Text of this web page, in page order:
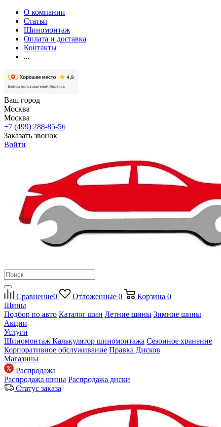
О компании
Статьи
Шиномонтаж
Оплата и доставка
Контакты
...
Ваш город
Москва
Москва
+7 (499) 288-85-56
Заказать звонок
Войти
Сравнение0 Отложенные 0 Корзина 0
Шины
Подбор по авто Каталог шин Летние шины Зимние шины
Акции
Услуги
Шиномонтаж Калькулятор шиномонтажа Сезонное хранение
Корпоративное обслуживание Правка Дисков
Магазины
Распродажа
Распродажа шины Распродажа диски
Статус заказа